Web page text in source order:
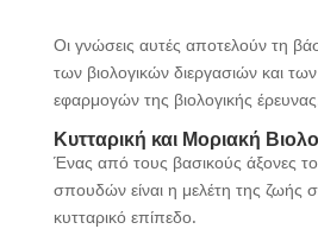
Οι γνώσεις αυτές αποτελούν τη
των βιολογικών διεργασιών και
εφαρμογών της βιολογικής
Κυτταρική και Μοριακή
Ένας από τους βασικούς άξονες
σπουδών είναι η μελέτη της ζωής
κυτταρικό επίπεδο.